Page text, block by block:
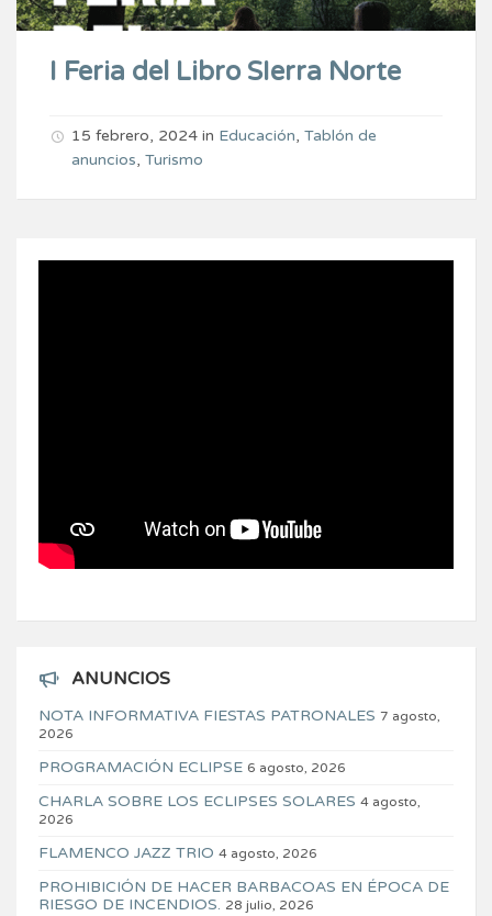
I Feria del Libro SIerra Norte
15 febrero, 2024 in Educación, Tablón de
anuncios, Turismo
ANUNCIOS
NOTA INFORMATIVA FIESTAS PATRONALES 7 agosto,
2026
PROGRAMACIÓN ECLIPSE 6 agosto, 2026
CHARLA SOBRE LOS ECLIPSES SOLARES 4 agosto,
2026
FLAMENCO JAZZ TRIO 4 agosto, 2026
PROHIBICIÓN DE HACER BARBACOAS EN ÉPOCA DE
RIESGO DE INCENDIOS. 28 julio, 2026